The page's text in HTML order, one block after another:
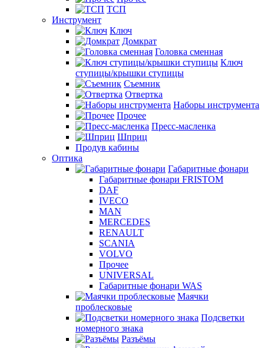
ТСП
Инструмент
Ключ
Домкрат
Головка сменная
Ключ
ступицы/крышки ступицы
Съемник
Отвертка
Наборы инструмента
Прочее
Пресс-масленка
Шприц
Продув кабины
Оптика
Габаритные фонари
Габаритные фонари FRISTOM
DAF
IVECO
MAN
MERCEDES
RENAULT
SCANIA
VOLVO
Прочее
UNIVERSAL
Габаритные фонари WAS
Маячки
проблесковые
Подсветки
номерного знака
Разъёмы